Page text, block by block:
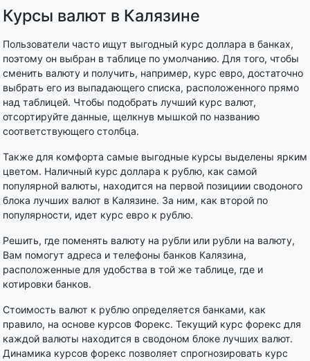
Курсы валют в Калязине
Пользователи часто ищут выгодный курс доллара в банках,
поэтому он выбран в таблице по умолчанию. Для того, чтобы
сменить валюту и получить, например, курс евро, достаточно
выбрать его из выпадающего списка, расположенного прямо
над таблицей. Чтобы подобрать лучший курс валют,
отсортируйте данные, щелкнув мышкой по названию
соответствующего столбца.
Также для комфорта самые выгодные курсы выделены ярким
цветом. Наличный курс доллара к рублю, как самой
популярной валюты, находится на первой позициии сводоного
блока лучших валют в Калязине. За ним, как второй по
популярности, идет курс евро к рублю.
Решить, где поменять валюту на рубли или рубли на валюту,
Вам помогут адреса и телефоны банков Калязина,
расположенные для удобства в той же таблице, где и
котировки банков.
Стоимость валют к рублю определяется банками, как
правило, на основе курсов Форекс. Текущий курс форекс для
каждой валюты находится в сводоном блоке лучших валют.
Динамика курсов форекс позволяет спрогнозировать курс